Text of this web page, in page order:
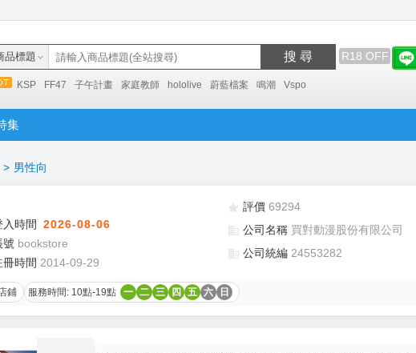
品標題 搜 尋 R18 OFF
KSP FF47 子午計畫 家庭教師 hololive 蔚藍檔案 鳴潮 Vspo
集
> 男性向
入時間 2026-08-06
號 bookstore
時間 2014-09-29
評價 69294
公司名稱 買對動漫股份有限公司
公司統編 24553282
鋪 服務時間: 10點-19點 一 二 三 四 五 六 日